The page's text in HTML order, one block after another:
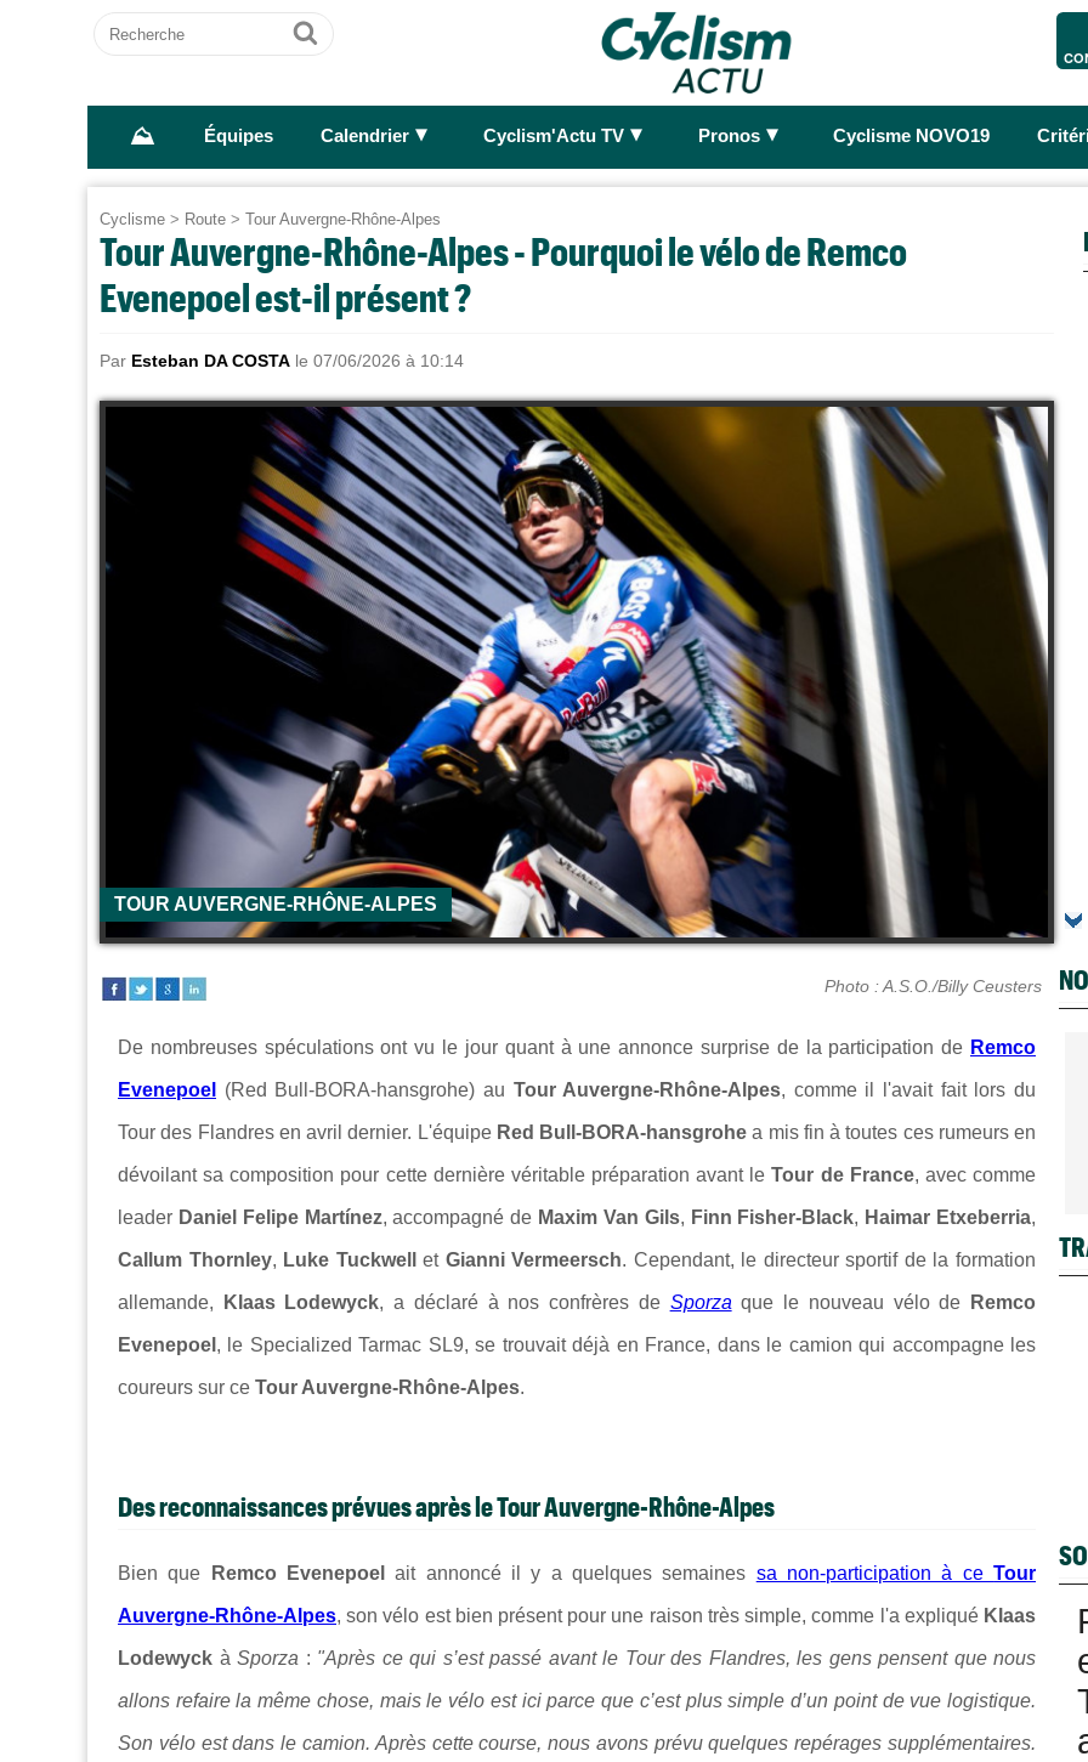
Recherche
Ok
⛰ Équipes Calendrier ► Cyclism'Actu TV ► Pronos ► Cyclisme NOVO19
Cyclisme > Route > Tour Auvergne-Rhône-Alpes
Tour Auvergne-Rhône-Alpes - Pourquoi le vélo de Remco
Evenepoel est-il présent ?
Par Esteban DA COSTA le 07/06/2026 à 10:14
TOUR AUVERGNE-RHÔNE-ALPES
Photo : A.S.O./Billy Ceusters
De nombreuses spéculations ont vu le jour quant à une annonce surprise de la participation de Remco
Evenepoel (Red Bull-BORA-hansgrohe) au Tour Auvergne-Rhône-Alpes, comme il l'avait fait lors du
Tour des Flandresen avril dernier. L'équipe Red Bull-BORA-hansgrohe a mis fin à toutes ces rumeurs en
dévoilant sa composition pour cette dernière véritable préparation avant le Tour de France, avec comme
leader Daniel Felipe Martínez, accompagné de Maxim Van Gils, Finn Fisher-Black, Haimar Etxeberria,
Callum Thornley, Luke Tuckwell et Gianni Vermeersch. Cependant, le directeur sportif de la formation
allemande, Klaas Lodewyck, a déclaré à nos confrères de Sporza que le nouveau vélo de Remco
Evenepoel , le Specialized Tarmac SL9, se trouvait déjà en France, dans le camion qui accompagne les
coureurs sur ce Tour Auvergne-Rhône-Alpes.
Des reconnaissances prévues après le Tour Auvergne-Rhône-Alpes
Bien que Remco Evenepoel ait annoncé il y a quelques semaines sa non-participation à ceTour
Auvergne-Rhône-Alpes, son vélo est bien présent pour une raison très simple, comme l'a expliqué Klaas
Lodewyck à Sporza : "Après ce qui s’est passé avant le Tour des Flandres, les gens pensent que nous
allons refaire la même chose, mais le vélo est ici parce que c’est plus simple d’un point de vue logistique.
Son vélo est dans le camion. Après cette course, nous avons prévu quelques repérages supplémentaires.